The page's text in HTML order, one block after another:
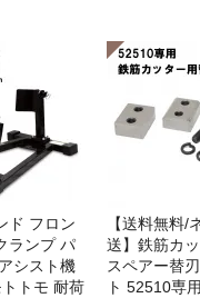
ド フロン
ランプ パ
シスト機
トモ 耐荷
【送料無料/
送】鉄筋カ
スペアー替
ト 52510専